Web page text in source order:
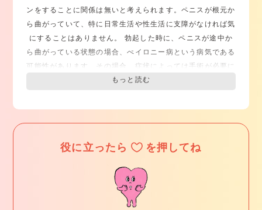
ンをすることに関係は無いと考えられます。ペニスが根元か
ら曲がっていて、特に日常生活や性生活に支障がなければ気
にすることはありません。 勃起した時に、ペニスが途中か
ら曲がっている状態の場合、ぺイロニー病という病気である
可能性があります。その場合、症状によっては手術が必要に
なることもあります。ペニスが曲がっているせいでセックス
ょう。 まだセックスは未経験というようでしたら、今の段
階ではあまり気にしなくて大丈夫です。
役に立ったら を押してね